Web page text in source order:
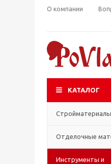
О компании
КАТАЛОГ
Стройматериалы
Отделочные
Инструменты и